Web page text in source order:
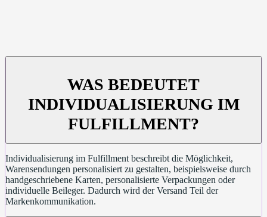
WAS BEDEUTET
INDIVIDUALISIERUNG IM
FULFILLMENT?
Individualisierung im Fulfillment beschreibt die Möglichkeit,
Warensendungen personalisiert zu gestalten, beispielsweise durch
handgeschriebene Karten, personalisierte Verpackungen oder
individuelle Beileger. Dadurch wird der Versand Teil der
Markenkommunikation.